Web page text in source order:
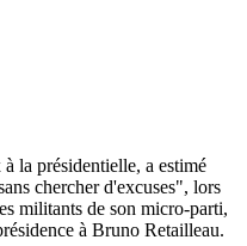
la présidentielle, a estimé
chercher d'excuses", lors
militants de son micro-parti,
à Bruno Retailleau.